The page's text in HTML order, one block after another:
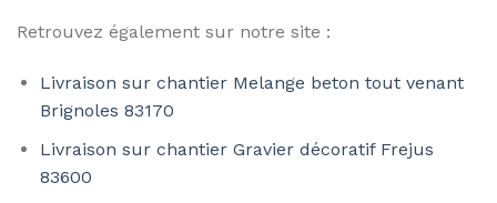
Retrouvez également sur notre site :
Livraison sur chantier Melange beton tout venant
Brignoles 83170
Livraison sur chantier Gravier décoratif Frejus
83600